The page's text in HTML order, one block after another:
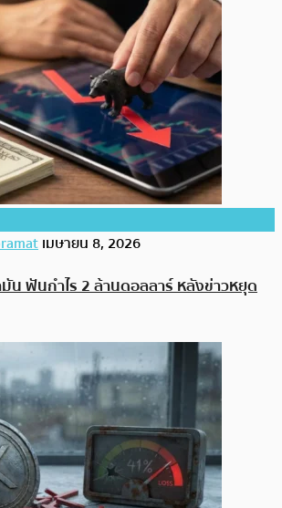
เมษายน 8, 2026
น ฟันกำไร 2 ล้านดอลลาร์ หลังข่าวหยุด